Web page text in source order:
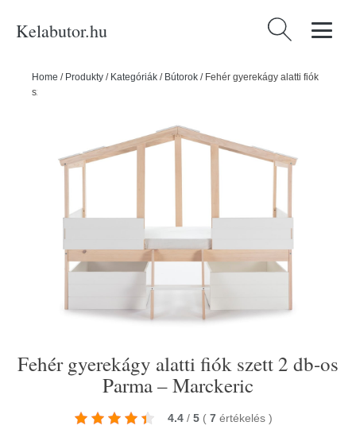
Kelabutor.hu Keresés:
Home / Produkty / Kategóriák / Bútorok / Fehér gyerekágy alatti fiók
szett 2 db-os Parma – Marckeric
Fehér gyerekágy alatti fiók szett 2 db-os
Parma – Marckeric
4.4 / 5 ( 7 értékelés )